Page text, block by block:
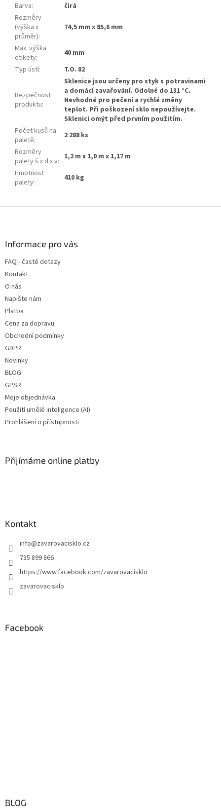
Barva:
čirá
Rozměry
(výška x
průměr):
74,5 mm x 85,6 mm
Max. výška
etikety:
40 mm
Typ ústí: T.O. 82
Bezpečnost
produktu:
Sklenice jsou určeny pro styk s potravinami
a domácí zavařování. Odolné do 131 °C.
Nevhodné pro pečení a rychlé změny
teplot. Při poškození sklo nepoužívejte.
Sklenici omýt před prvním použitím.
Počet kusů na
paletě:
2 288 ks
Rozměry
palety š x d x v: 1,2 m x 1,0 m x 1,17 m
Hmotnost
palety: 410 kg
Informace pro vás
FAQ - časté dotazy
Kontakt
O nás
Napište nám
Platba
Cena za dopravu
Obchodní podmínky
GDPR
Novinky
BLOG
GPSR
Moje objednávka
Použití umělé inteligence (AI)
Prohlášení o přístupnosti
Přijímáme online platby
Kontakt
info@zavarovacisklo.cz
735 899 866
https://www.facebook.com/zavarovacisklo
zavarovacisklo
Facebook
BLOG